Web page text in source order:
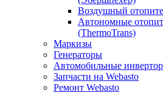
Воздушный
Автономные
(ThermoTrans)
Маркизы
Генераторы
Автомобильные
Запчасти на Webasto
Ремонт Webasto